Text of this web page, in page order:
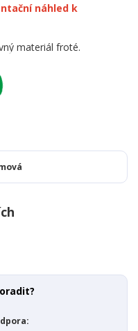
náhled k
materiál froté.